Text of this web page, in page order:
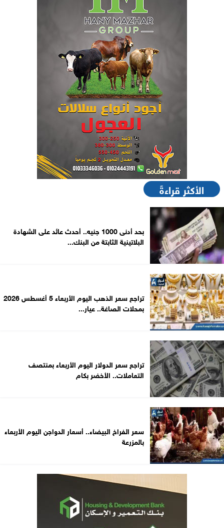
الأكثر قراءةً
بحد أدنى 1000 جنيه.. أحدث عائد على الشهادة
البلاتينية الثابتة من البنك...
تراجع سعر الذهب اليوم الأربعاء 5 أغسطس 2026
بمحلات الصاغة.. عيار...
تراجع سعر الدولار اليوم الأربعاء بمنتصف
التعاملات.. الأخضر بكام
سعر الفراخ البيضاء.. أسعار الدواجن اليوم الأربعاء
بالمزرعة